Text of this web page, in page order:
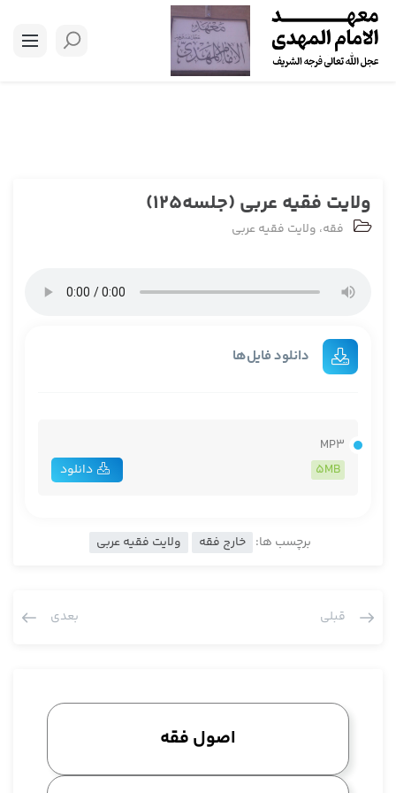
ولایت فقیه عربی (جلسه125)
فقه، ولایت فقیه عربی
دانلود فایل‌ها
MP3
5MB
دانلود
برچسب ها: خارج فقه ولایت فقیه عربی
قبلی بعدی
اصول فقه